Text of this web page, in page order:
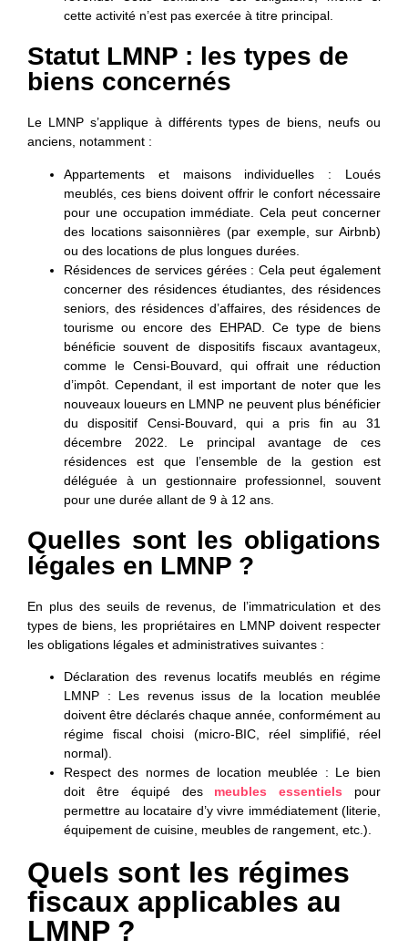
cette activité n’est pas exercée à titre principal.
Statut LMNP : les types de
biens concernés
Le LMNP s’applique à différents types de biens, neufs ou
anciens, notamment :
Appartements et maisons individuelles : Loués
meublés, ces biens doivent offrir le confort nécessaire
pour une occupation immédiate. Cela peut concerner
des locations saisonnières (par exemple, sur Airbnb)
ou des locations de plus longues durées.
Résidences de services gérées : Cela peut également
concerner des résidences étudiantes, des résidences
seniors, des résidences d’affaires, des résidences de
tourisme ou encore des EHPAD. Ce type de biens
bénéficie souvent de dispositifs fiscaux avantageux,
comme le Censi-Bouvard, qui offrait une réduction
d’impôt. Cependant, il est important de noter que les
nouveaux loueurs en LMNP ne peuvent plus bénéficier
du dispositif Censi-Bouvard, qui a pris fin au 31
décembre 2022. Le principal avantage de ces
résidences est que l’ensemble de la gestion est
déléguée à un gestionnaire professionnel, souvent
pour une durée allant de 9 à 12 ans.
Quelles sont les obligations
légales en LMNP ?
En plus des seuils de revenus, de l’immatriculation et des
types de biens, les propriétaires en LMNP doivent respecter
les obligations légales et administratives suivantes :
Déclaration des revenus locatifs meublés en régime
LMNP : Les revenus issus de la location meublée
doivent être déclarés chaque année, conformément au
régime fiscal choisi (micro-BIC, réel simplifié, réel
normal).
Respect des normes de location meublée : Le bien
doit être équipé des meubles essentiels pour
permettre au locataire d’y vivre immédiatement (literie,
équipement de cuisine, meubles de rangement, etc.).
Quels sont les régimes
fiscaux applicables au
LMNP ?